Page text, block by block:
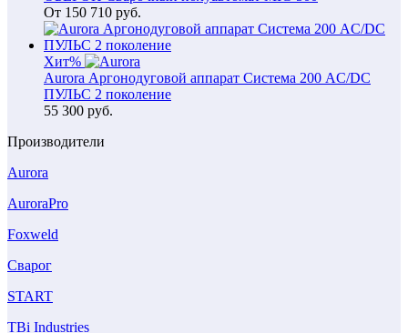
От 150 710 руб.
Хит%
Aurora Аргонодуговой аппарат Система 200 AC/DC
ПУЛЬС 2 поколение
55 300 руб.
Производители
Aurora
AuroraPro
Foxweld
Сварог
START
TBi Industries